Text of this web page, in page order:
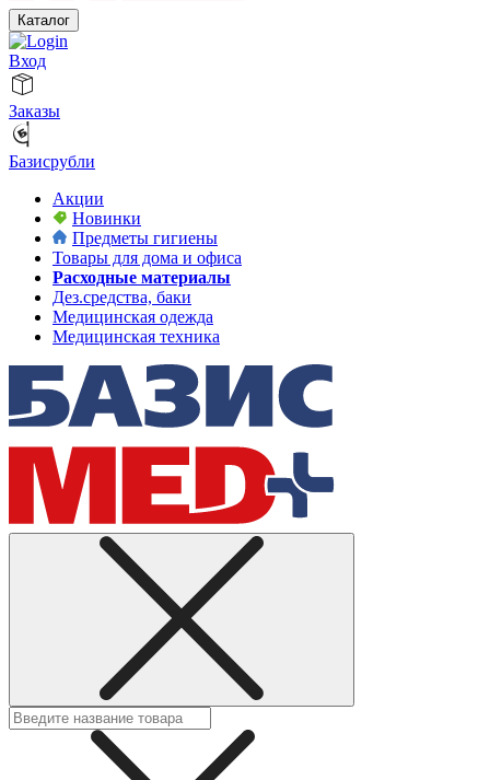
Каталог
Вход
Заказы
Базисрубли
Акции
Новинки
Предметы гигиены
Товары для дома и офиса
Расходные материалы
Дез.средства, баки
Медицинская одежда
Медицинская техника